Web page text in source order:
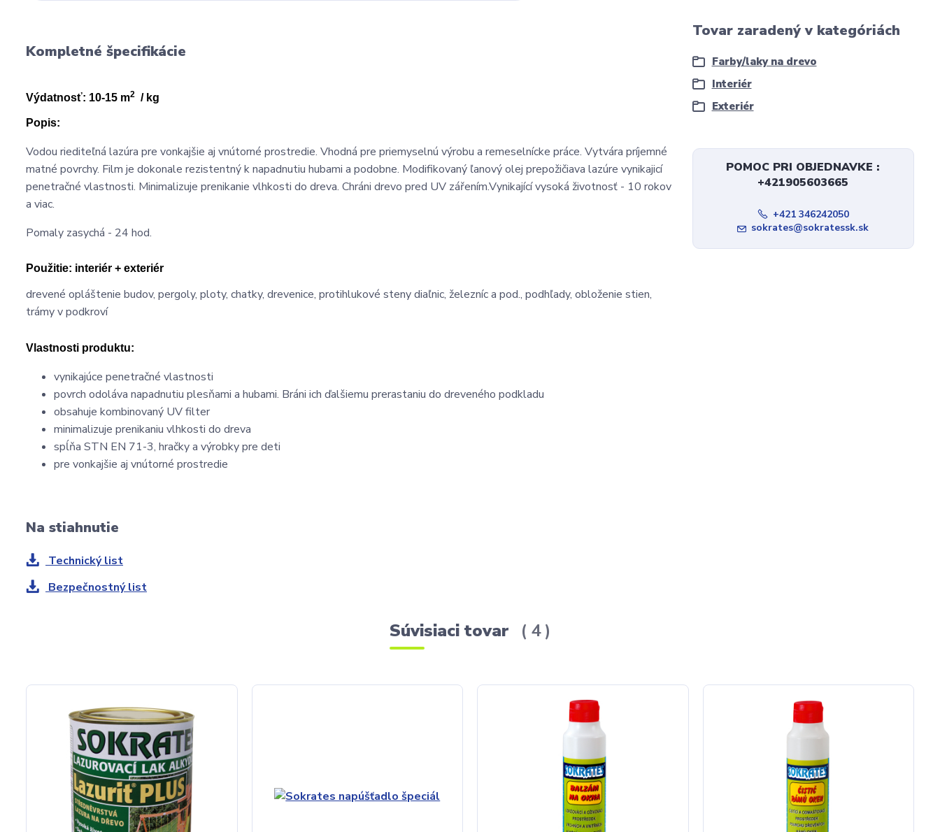
Kompletné špecifikácie
Výdatnosť: 10-15 m2 / kg
Popis:
Vodou riediteľná lazúra pre vonkajšie aj vnútorné prostredie. Vhodná pre priemyselnú výrobu a remeselnícke práce. Vytvára príjemné
matné povrchy. Film je dokonale rezistentný k napadnutiu hubami a podobne. Modifikovaný ľanový olej prepožičiava lazúre vynikajicí
penetračné vlastnosti. Minimalizuje prenikanie vlhkosti do dreva. Chráni drevo pred UV zářením.Vynikající vysoká životnosť - 10 rokov
a viac.
Pomaly zasychá - 24 hod.
Použitie: interiér + exteriér
drevené opláštenie budov, pergoly, ploty, chatky, drevenice, protihlukové steny diaľnic, železníc a pod., podhľady, obloženie stien,
trámy v podkroví
Vlastnosti produktu:
vynikajúce penetračné vlastnosti
povrch odoláva napadnutiu plesňami a hubami. Bráni ich ďalšiemu prerastaniu do dreveného podkladu
obsahuje kombinovaný UV filter
minimalizuje prenikaniu vlhkosti do dreva
spĺňa STN EN 71-3, hračky a výrobky pre deti
pre vonkajšie aj vnútorné prostredie
Tovar zaradený v kategóriách
Farby/laky na drevo
Interiér
Exteriér
POMOC PRI OBJEDNAVKE :
+421905603665
+421 346242050
sokrates@sokratessk.sk
Na stiahnutie
Technický list
Bezpečnostný list
Súvisiaci tovar 4